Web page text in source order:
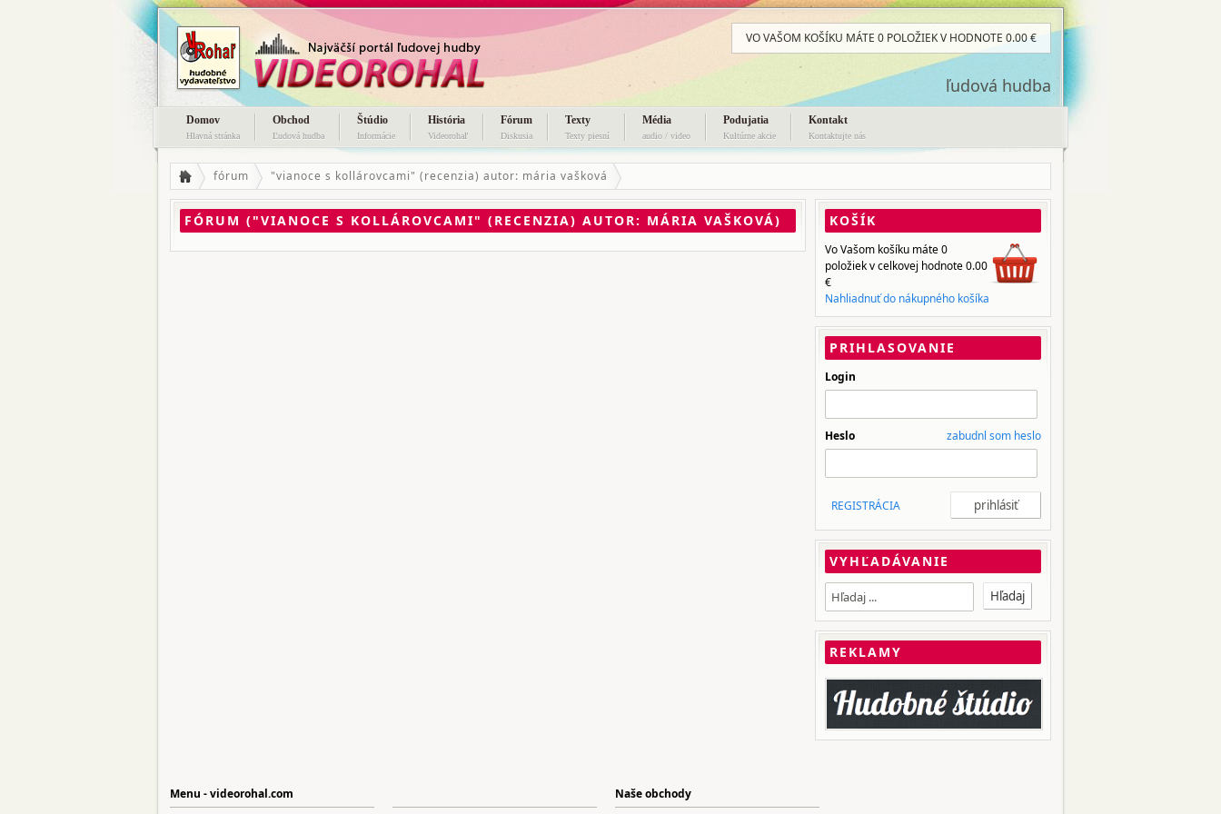
ľudová hudba
Domov
Hlavná stránka
Obchod
Ľudová hudba
Štúdio
Informácie
História
Videorohaľ
Fórum
Diskusia
Texty
Texty piesní
Média
audio / video
Podujatia
Kultúrne akcie
Kontakt
Kontaktujte nás
VO VAŠOM KOŠÍKU MÁTE 0 POLOŽIEKV HODNOTE 0.00€
fórum "vianoce s kollárovcami" (recenzia) autor: mária vašková
FÓRUM ("VIANOCE S KOLLÁROVCAMI" (RECENZIA) AUTOR: MÁRIA VAŠKOVÁ) KOŠÍK
Vo Vašom košíku máte0
položiekv celkovej hodnote0.00
€
Nahliadnuť do nákupného košíka
PRIHLASOVANIE
Login
Heslo zabudnl som heslo
REGISTRÁCIA
VYHĽADÁVANIE
REKLAMY
Menu - videorohal.com Naše obchody